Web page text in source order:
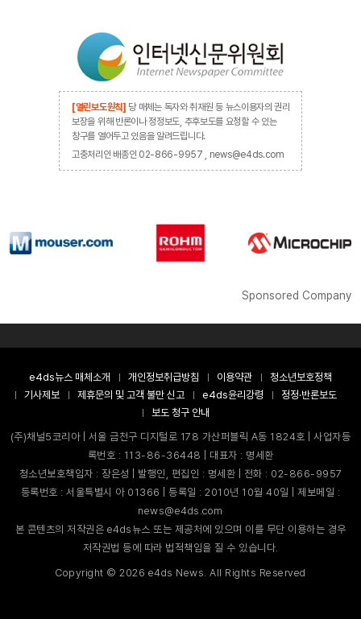
[열린보도원칙] 당 매체는 독자와 취재원 등 뉴스이용자의 권리
보장을 위해 반론이나 정정보도, 추후보도를 요청할 수 있는
창구를 열어두고 있음을 알려드립니다.
고충처리인 배종인 02-866-9957 , news@e4ds.com
Sponsored Company
e4ds뉴스 매체소개 개인정보취급방침 이용약관
청소년보호정책
기사제보
제휴문의 및 고객 불만 신고 e4ds윤리강령
정정·반론보도
보도 청구 안내
(주)채널5코리아 | 서울 금천구 디지털로 178 가산퍼블릭 A동 1824호 | 사업자등
록번호 : 113-86-36448 | 대표자 : 명세환
청소년보호책임자 : 장은성 | 발행인, 편집인 : 명세환 | 전화 : 02-866-9957
등록번호 : 서울특별시 아 01366 | 등록일 : 2010년 10월 40일 | 제보메일 :
news@e4ds.com
본 콘텐츠의 저작권은 e4ds뉴스 또는 제공처에 있으며 이를 무단 이용하는 경우
저작권법 등에 따라 법적책임을 질 수 있습니다.
Copyright ©2026 e4ds News. All Rights Reserved